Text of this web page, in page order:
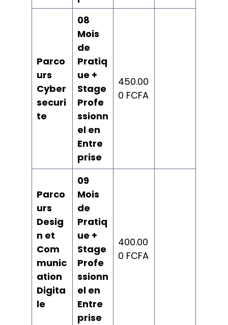
Parco
urs
Cyber
securi
te
08
Mois
de
Pratiq
ue +
Stage
Profe
ssionn
el en
Entre
prise
450.00
0 FCFA
Parco
urs
Desig
n et
Com
munic
ation
Digita
le
09
Mois
de
Pratiq
ue +
Stage
Profe
ssionn
el en
Entre
prise
400.00
0 FCFA